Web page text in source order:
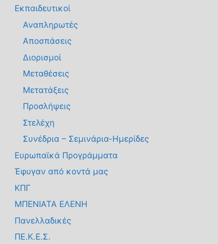
Εκπαιδευτικοί
Αναπληρωτές
Αποσπάσεις
Διορισμοί
Μεταθέσεις
Μετατάξεις
Προσλήψεις
Στελέχη
Συνέδρια – Σεμινάρια-Ημερίδες
Ευρωπαϊκά Προγράμματα
Έφυγαν από κοντά μας
ΚΠΓ
ΜΠΕΝΙΑΤΑ ΕΛΕΝΗ
Πανελλαδικές
ΠΕ.Κ.Ε.Σ.